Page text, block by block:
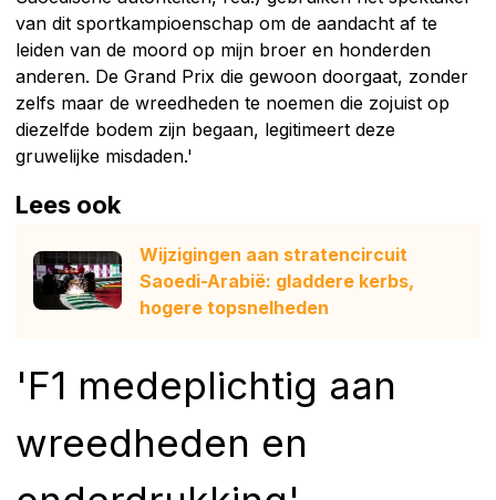
van dit sportkampioenschap om de aandacht af te
leiden van de moord op mijn broer en honderden
anderen. De Grand Prix die gewoon doorgaat, zonder
zelfs maar de wreedheden te noemen die zojuist op
diezelfde bodem zijn begaan, legitimeert deze
gruwelijke misdaden.'
Lees ook
Wijzigingen aan stratencircuit
Saoedi-Arabië: gladdere kerbs,
hogere topsnelheden
'F1 medeplichtig aan
wreedheden en